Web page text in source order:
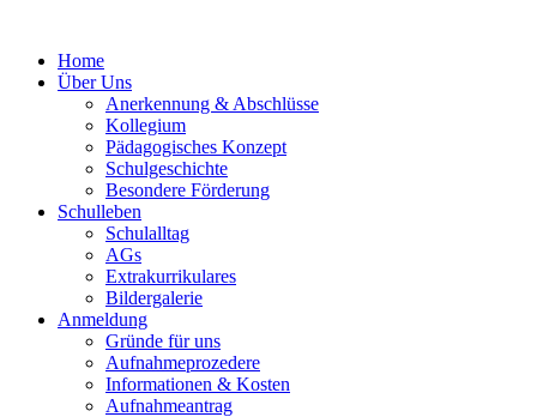
Home
Über Uns
Anerkennung & Abschlüsse
Kollegium
Pädagogisches Konzept
Schulgeschichte
Besondere Förderung
Schulleben
Schulalltag
AGs
Extrakurrikulares
Bildergalerie
Anmeldung
Gründe für uns
Aufnahmeprozedere
Informationen & Kosten
Aufnahmeantrag